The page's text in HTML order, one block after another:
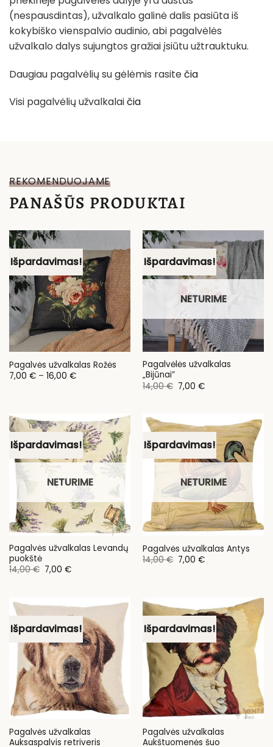
(nespausdintas), užvalkalo galinė dalis pasiūta iš
kokybiško vienspalvio audinio, abi pagalvėlės
užvalkalo dalys sujungtos gražiai įsiūtu užtrauktuku.
Daugiau pagalvėlių su gėlėmis rasitečia
Visi pagalvėlių užvalkalaičia
REKOMENDUOJAME
PANAŠŪS PRODUKTAI
Išpardavimas!
Pagalvės užvalkalas Rožės
7,00 € – 16,00 €Price
Išpardavimas!
NETURIME
Pagalvėlės užvalkalas
„Bijūnai”
14,00€ Original
price
7,00 €Current
Išpardavimas!
NETURIME
Pagalvės užvalkalas Levandų
puokštė
14,00€ Original
price
7,00 €Current
Išpardavimas!
NETURIME
Pagalvės užvalkalas Antys
14,00€ Original
price
7,00 €Current
Išpardavimas!
Pagalvės užvalkalas
Auksaspalvis retriveris
Išpardavimas!
Pagalvės užvalkalas
Aukštuomenės šuo